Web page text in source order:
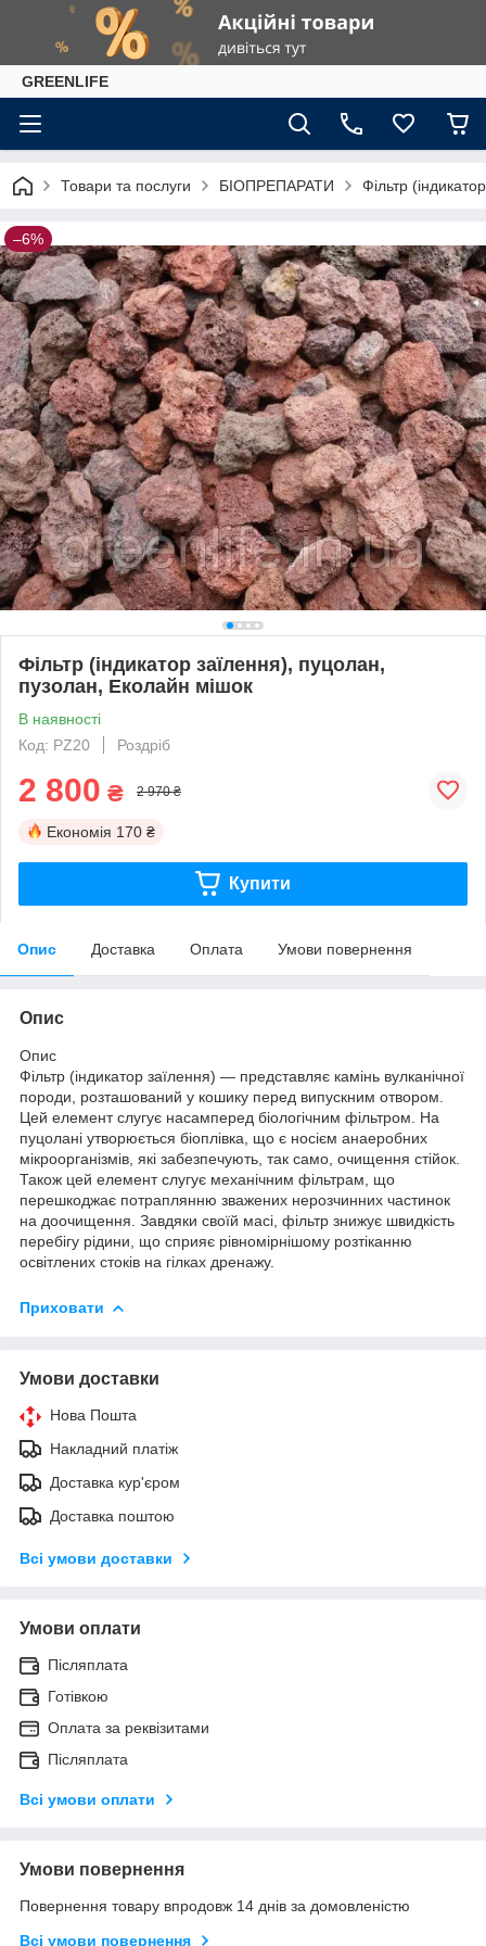
GREENLIFE
Товари та послуги БІОПРЕПАРАТИ Фільтр
–6%
Фільтр (індикатор заїлення), пуцолан,
пузолан, Еколайн мішок
В наявності
Код: PZ20
Роздріб
2 800 ₴ 2 970 ₴
Економія 170 ₴
Купити
Опис Доставка Оплата Умови повернення
Опис
Опис
Фільтр (індикатор заїлення) — представляє камінь вулканічної
породи, розташований у кошику перед випускним отвором.
Цей елемент слугує насамперед біологічним фільтром. На
пуцолані утворюється біоплівка, що є носієм анаеробних
мікроорганізмів, які забезпечують, так само, очищення стійок.
Також цей елемент слугує механічним фільтрам, що
перешкоджає потраплянню зважених нерозчинних частинок
на доочищення. Завдяки своїй масі, фільтр знижує швидкість
перебігу рідини, що сприяє рівномірнішому розтіканню
освітлених стоків на гілках дренажу.
Приховати
Умови доставки
Нова Пошта
Накладний платіж
Доставка кур'єром
Доставка поштою
Всі умови доставки
Умови оплати
Післяплата
Готівкою
Оплата за реквізитами
Післяплата
Всі умови оплати
Умови повернення
Повернення товару впродовж 14 днів за домовленістю
Всі умови повернення